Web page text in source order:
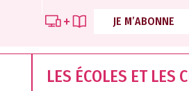
JE M’ABONNE
LES ÉCOLES ET LES